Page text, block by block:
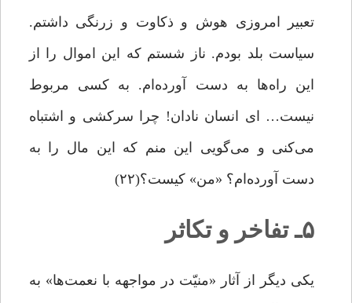
تعبیر امروزی هوش و ذکاوت و زرنگی داشتم.
سیاست بلد بودم. ناز شستم که این اموال را از
این راه‌ها به دست آورده‌ام. به کسی مربوط
نیست… ای انسان نادان! چرا سرکشی و اشتباه
می‌کنی و می‌گویی این منم که این مال را به
دست آورده‌ام؟ «من» کیست؟(۲۲)
۵ـ تفاخر و تکاثر
یکی دیگر از آثار «منیّت در مواجهه با نعمت‌ها» به